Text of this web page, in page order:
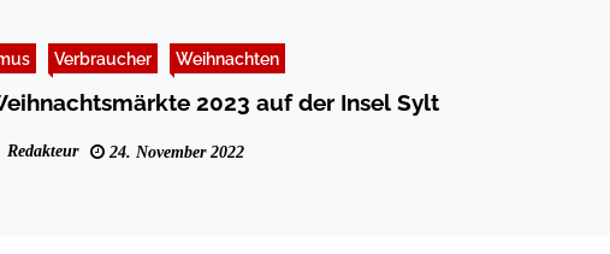
Verbraucher Weihnachten
2023 auf der Insel Sylt
Redakteur 24. November 2022